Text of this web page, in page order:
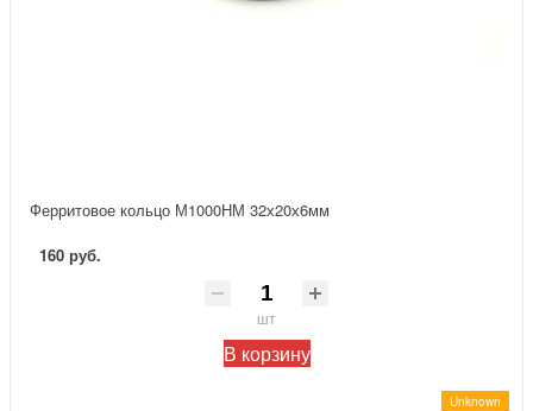
Ферритовое кольцо М1000НМ 32х20х6мм
160 руб.
шт
В корзину
Unknown